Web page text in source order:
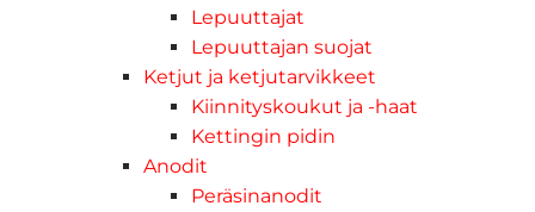
Lepuuttajat
Lepuuttajan suojat
Ketjut ja ketjutarvikkeet
Kiinnityskoukut ja -haat
Kettingin pidin
Anodit
Peräsinanodit